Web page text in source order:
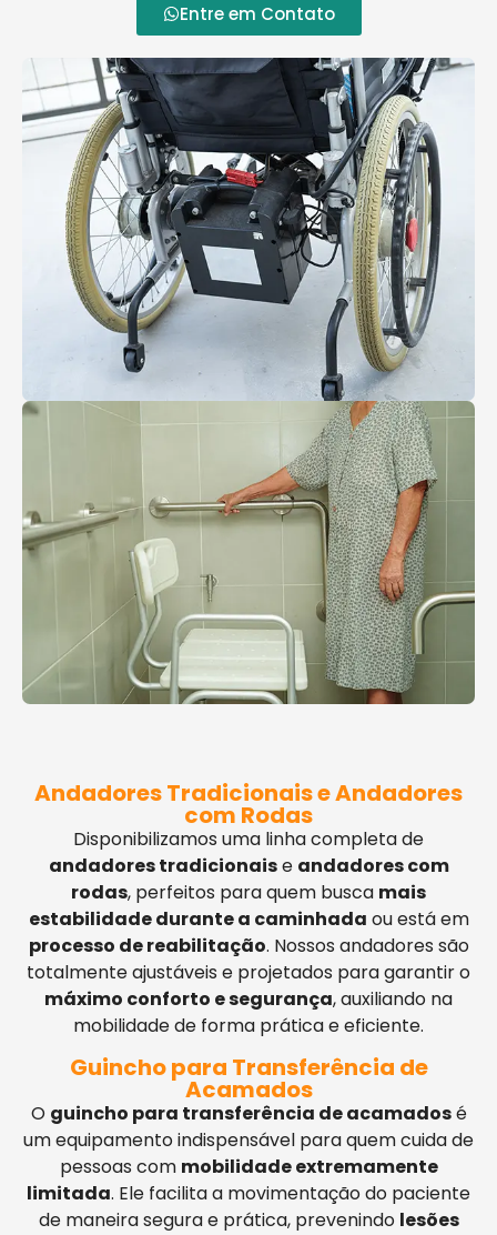
Entre em Contato
Andadores Tradicionais e Andadores
com Rodas
Disponibilizamos uma linha completa de
andadores tradicionaise andadores com
rodas, perfeitos para quem busca mais
estabilidade durante a caminhada ou está em
processo de reabilitação. Nossos andadores são
totalmente ajustáveis e projetados para garantir o
máximo conforto e segurança, auxiliando na
mobilidade de forma prática e eficiente.
Guincho para Transferência de
Acamados
O guincho para transferência de acamadosé
um equipamento indispensável para quem cuida de
pessoas com mobilidade extremamente
limitada. Ele facilita a movimentação do paciente
de maneira segura e prática, prevenindo lesões